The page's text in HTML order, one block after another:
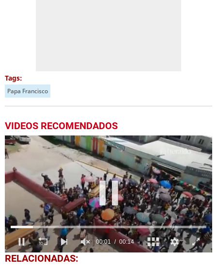
Tags:
Papa Francisco
VIDEOS RECOMENDADOS
0
seconds
RELACIONADAS: